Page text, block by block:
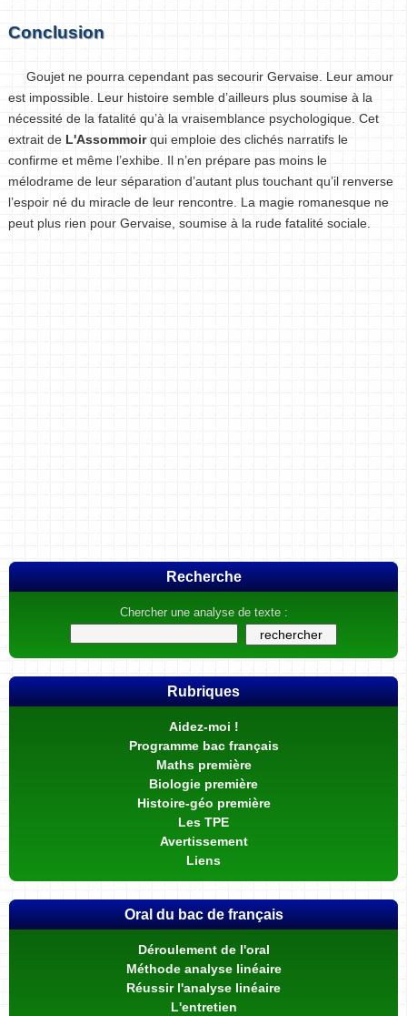
Recherche
Chercher une analyse de texte :
Rubriques
Aidez-moi !
Programme bac français
Maths première
Biologie première
Histoire-géo première
Les TPE
Avertissement
Liens
Oral du bac de français
Déroulement de l'oral
Méthode analyse linéaire
Réussir l'analyse linéaire
L'entretien
Conclusion
Goujet ne pourra cependant pas secourir Gervaise. Leur amour
est impossible. Leur histoire semble d’ailleurs plus soumise à la
nécessité de la fatalité qu’à la vraisemblance psychologique. Cet
extrait de L'Assommoirqui emploie des clichés narratifs le
confirme et même l’exhibe. Il n’en prépare pas moins le
mélodrame de leur séparation d’autant plus touchant qu’il renverse
l’espoir né du miracle de leur rencontre. La magie romanesque ne
peut plus rien pour Gervaise, soumise à la rude fatalité sociale.